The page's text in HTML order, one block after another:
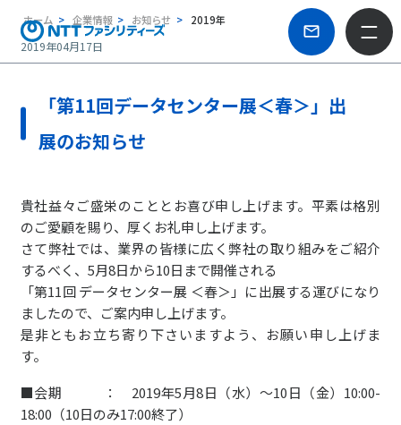
ホーム 企業情報 お知らせ 2019年
2019年04月17日
「第11回データセンター展＜春＞」出
展のお知らせ
貴社益々ご盛栄のこととお喜び申し上げます。平素は格別
のご愛顧を賜り、厚くお礼申し上げます。
さて弊社では、業界の皆様に広く弊社の取り組みをご紹介
するべく、5月8日から10日まで開催される
「第11回 データセンター展 ＜春＞」に出展する運びになり
ましたので、ご案内申し上げます。
是非ともお立ち寄り下さいますよう、お願い申し上げま
す。
■会期 ： 2019年5月8日（水）～10日（金）10:00-
18:00（10日のみ17:00終了）